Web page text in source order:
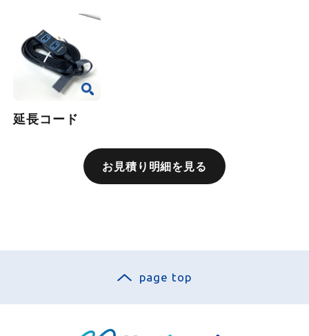
延長コード
お見積り明細を見る
page top